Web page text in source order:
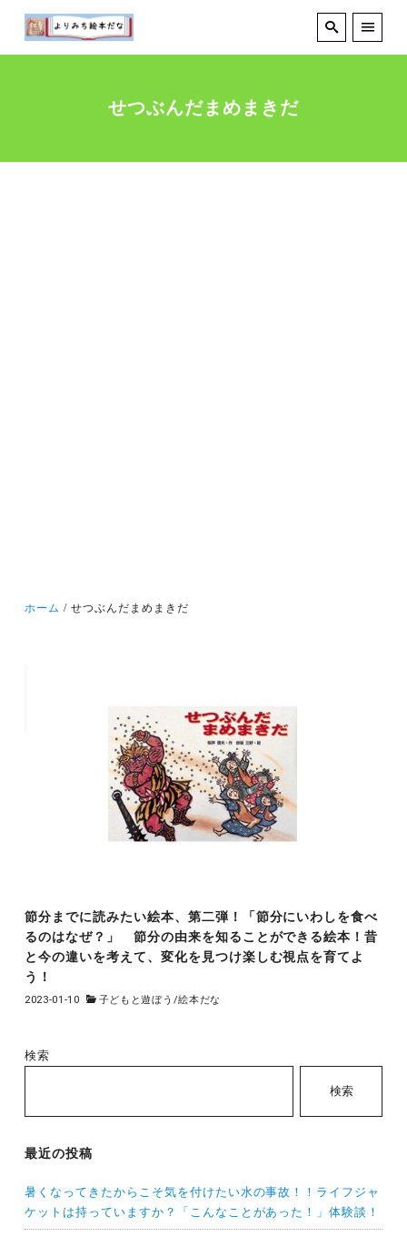
せつぶんだまめまきだ
ホーム せつぶんだまめまきだ
節分までに読みたい絵本、第二弾！「節分にいわしを食べ
るのはなぜ？」 節分の由来を知ることができる絵本！昔
と今の違いを考えて、変化を見つけ楽しむ視点を育てよ
う！
2023-01-10 子どもと遊ぼう /絵本だな
検索
検索
最近の投稿
暑くなってきたからこそ気を付けたい水の事故！！ライフジャ
ケットは持っていますか？「こんなことがあった！」体験談！